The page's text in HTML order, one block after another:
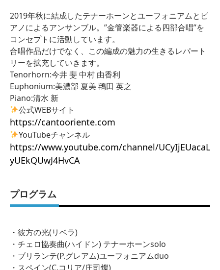
2019年秋に結成したテナーホーンとユーフォニアムとピ
アノによるアンサンブル。”金管楽器による四部合唱”を
コンセプトに活動しています。
合唱作品だけでなく、この編成の魅力の生きるレパート
リーを拡充していきます。
Tenorhorn:今井 斐 中村 由香利
Euphonium:美濃部 夏美 鴇田 英之
Piano:清水 新
公式WEBサイト
https://cantooriente.com
YouTubeチャンネル
https://www.youtube.com/channel/UCyIjEUacaL
yUEkQUwJ4HvCA
プログラム
・彼方の光(リベラ)
・チェロ協奏曲(ハイドン) テナーホーンsolo
・ブリランテ(P.グレアム)ユーフォニアムduo
・スペイン(C.コリア/庄司燦)